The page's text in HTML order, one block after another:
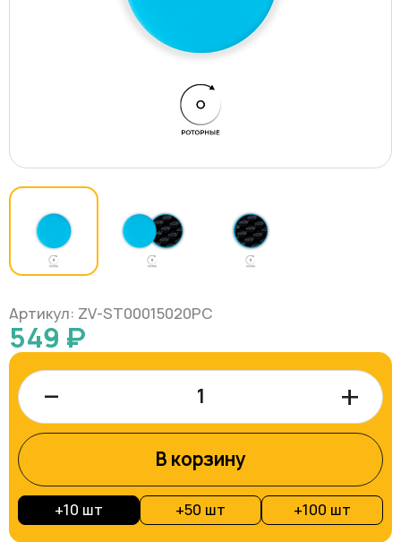
Артикул: ZV-ST00015020PC
549 ₽
– +
В корзину
+10 шт +50 шт +100 шт